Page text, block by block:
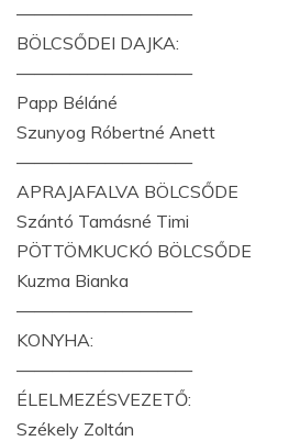
——————————
BÖLCSŐDEI DAJKA:
——————————
Papp Béláné
Szunyog Róbertné Anett
——————————
APRAJAFALVA BÖLCSŐDE
Szántó Tamásné Timi
PÖTTÖMKUCKÓ BÖLCSŐDE
Kuzma Bianka
——————————
KONYHA:
——————————
ÉLELMEZÉSVEZETŐ:
Székely Zoltán